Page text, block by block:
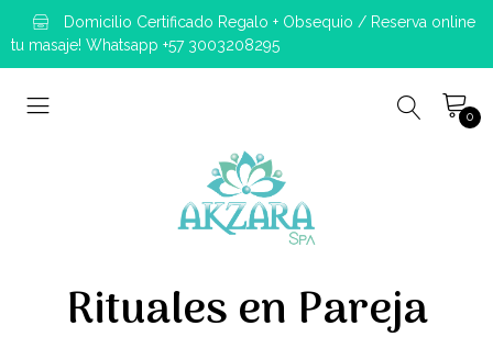
Domicilio Certificado Regalo + Obsequio / Reserva online
tu masaje! Whatsapp +57 3003208295
0
Rituales en Pareja